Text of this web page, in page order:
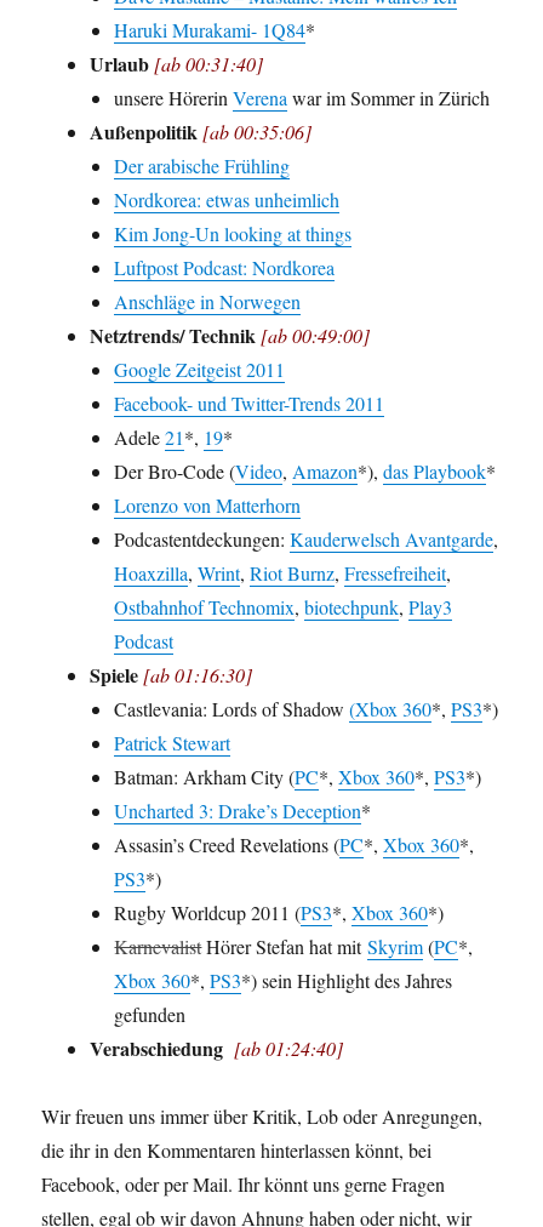
Haruki Murakami- 1Q84*
Urlaub [ab 00:31:40]
unsere HörerinVerena war im Sommer in Zürich
Außenpolitik [ab 00:35:06]
Der arabische Frühling
Nordkorea: etwas unheimlich
Kim Jong-Un looking at things
Luftpost Podcast: Nordkorea
Anschläge in Norwegen
Netztrends/ Technik [ab 00:49:00]
Google Zeitgeist 2011
Facebook- und Twitter-Trends 2011
Adele21*, 19*
Der Bro-Code (Video, Amazon*),das Playbook*
Lorenzo von Matterhorn
Podcastentdeckungen:Kauderwelsch Avantgarde,
Hoaxzilla,Wrint,Riot Burnz,Fressefreiheit,
Ostbahnhof Technomix,biotechpunk,Play3
Podcast
Spiele [ab 01:16:30]
Castlevania: Lords of Shadow(Xbox 360*,PS3*)
Patrick Stewart
Batman: Arkham City (PC*,Xbox 360*,PS3*)
Uncharted 3: Drake’s Deception*
Assasin’s Creed Revelations (PC*,Xbox 360*,
PS3*)
Rugby Worldcup 2011 (PS3*,Xbox 360*)
KarnevalistHörer Stefan hat mitSkyrim(PC*,
Xbox 360*,PS3*) sein Highlight des Jahres
gefunden
Verabschiedung [ab 01:24:40]
Wir freuen uns immer über Kritik, Lob oder Anregungen,
die ihr in den Kommentaren hinterlassen könnt, bei
Facebook, oder per Mail. Ihr könnt uns gerne Fragen
stellen, egal ob wir davon Ahnung haben oder nicht, wir